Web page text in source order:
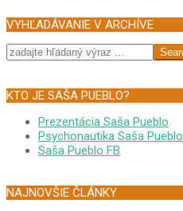
VYHĽADÁVANIE V ARCHÍVE
Search
KTO JE SAŠA PUEBLO?
Prezentácia Saša Pueblo
Psychonautika Saša Pueblo
Saša Pueblo FB
NAJNOVŠIE ČLÁNKY